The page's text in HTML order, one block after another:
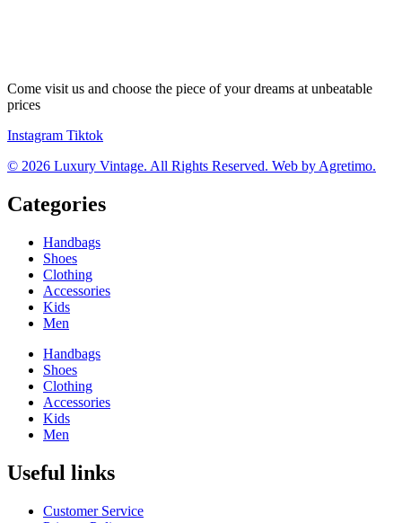
Come visit us and choose the piece of your dreams at unbeatable
prices
Instagram Tiktok
© 2026 Luxury Vintage. All Rights Reserved. Web by Agretimo.
Categories
Handbags
Shoes
Clothing
Accessories
Kids
Men
Handbags
Shoes
Clothing
Accessories
Kids
Men
Useful links
Customer Service